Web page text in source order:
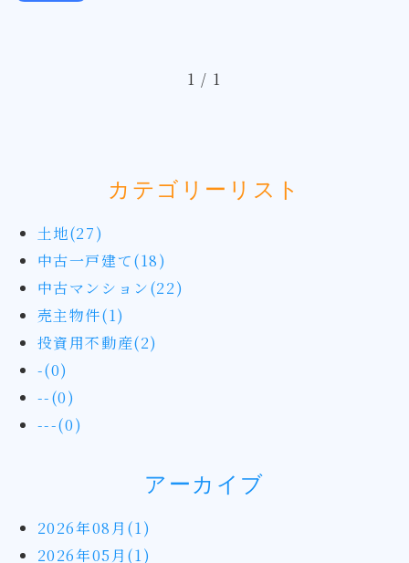
1 / 1
カテゴリーリスト
土地(27)
中古一戸建て(18)
中古マンション(22)
売主物件(1)
投資用不動産(2)
-(0)
--(0)
---(0)
アーカイブ
2026年08月(1)
2026年05月(1)